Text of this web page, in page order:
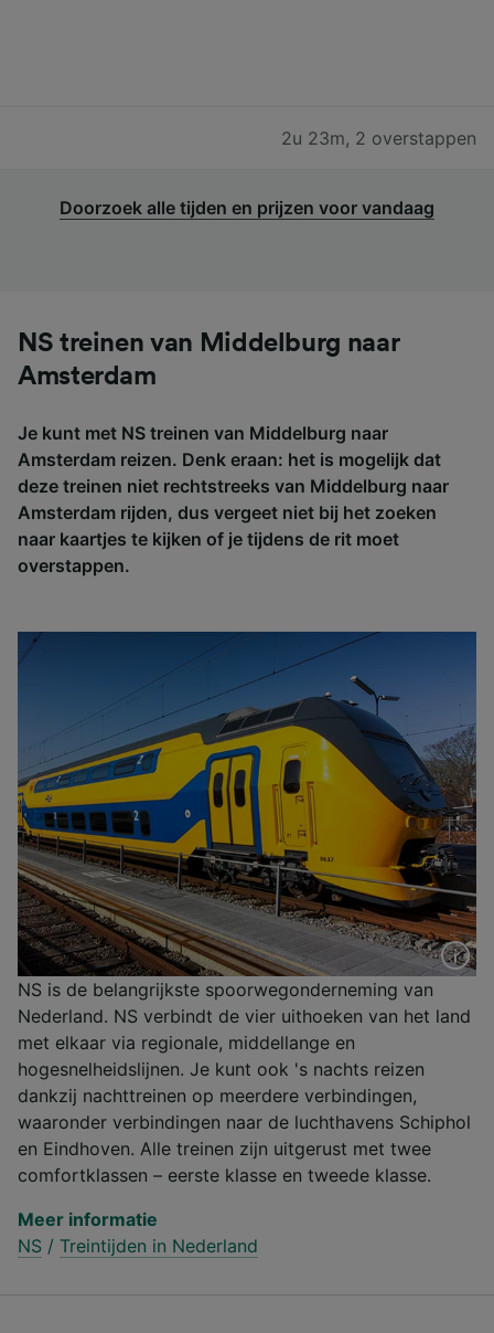
2u 23m, 2 overstappen
Doorzoek alle tijden en prijzen voor vandaag
NS treinen van Middelburg naar
Amsterdam
Je kunt met NS treinen van Middelburg naar
Amsterdam reizen. Denk eraan: het is mogelijk dat
deze treinen niet rechtstreeks van Middelburg naar
Amsterdam rijden, dus vergeet niet bij het zoeken
naar kaartjes te kijken of je tijdens de rit moet
overstappen.
NS is de belangrijkste spoorwegonderneming van
Nederland. NS verbindt de vier uithoeken van het land
met elkaar via regionale, middellange en
hogesnelheidslijnen. Je kunt ook 's nachts reizen
dankzij nachttreinen op meerdere verbindingen,
waaronder verbindingen naar de luchthavens Schiphol
en Eindhoven. Alle treinen zijn uitgerust met twee
comfortklassen – eerste klasse en tweede klasse.
Meer informatie
NS / Treintijden in Nederland